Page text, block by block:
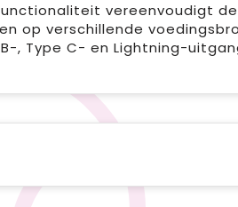
vereenvoudigt
op verschillende
, Type C- en Lightning-